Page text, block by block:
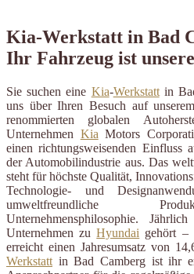
Kia-Werkstatt in Bad
Ihr Fahrzeug ist
Sie suchen eine Kia-Werkstattin
uns über Ihren Besuch auf
renommierten globalen
Unternehmen Kia Motors
einen richtungsweisenden Einfluss
der Automobilindustrie aus. Das
steht für höchste Qualität,
Technologie- und
umweltfreundliche
Unternehmensphilosophie.
Unternehmen zuHyundai gehört –
erreicht einen Jahresumsatz von
Werkstatt in Bad Camberg ist ihr